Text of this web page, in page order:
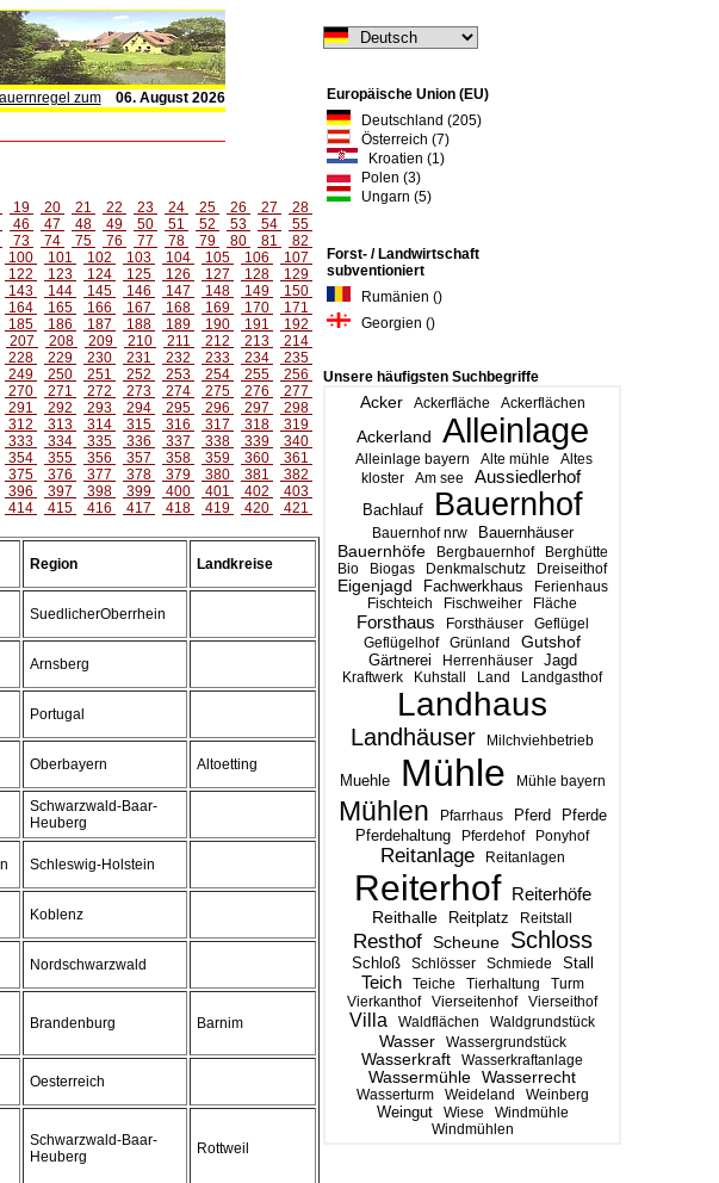
zum
06. August 2026
Europäische Union (EU)
Deutschland (205)
Österreich (7)
Kroatien (1)
Polen (3)
Ungarn (5)
Forst- / Landwirtschaft
subventioniert
Rumänien ()
Georgien ()
Unsere häufigsten Suchbegriffe
Acker Ackerfläche Ackerflächen
Ackerland Alleinlage
Alleinlage bayern Alte mühle
Altes
kloster
Am see Aussiedlerhof
Bachlauf Bauernhof
Bauernhof nrw Bauernhäuser
Bauernhöfe Bergbauernhof
Berghütte
Bio
Biogas Denkmalschutz Dreiseithof
Eigenjagd Fachwerkhaus
Ferienhaus
Fischteich
Fischweiher Fläche
Forsthaus Forsthäuser
Geflügel
Geflügelhof
Grünland
Gutshof
Gärtnerei
Herrenhäuser Jagd
Kraftwerk Kuhstall Land Landgasthof
Landhaus
Landhäuser Milchviehbetrieb
Muehle Mühle Mühle bayern
Mühlen Pfarrhaus Pferd Pferde
Pferdehaltung Pferdehof Ponyhof
Reitanlage Reitanlagen
Reiterhof Reiterhöfe
Reithalle Reitplatz Reitstall
Resthof Scheune Schloss
Schloß Schlösser Schmiede Stall
Teich Teiche Tierhaltung
Turm
Vierkanthof
Vierseitenhof Vierseithof
Villa Waldflächen Waldgrundstück
Wasser Wassergrundstück
Wasserkraft Wasserkraftanlage
Wassermühle Wasserrecht
Wasserturm Weideland Weinberg
Weingut Wiese
Windmühle
Windmühlen
19 20 21 22 23 24 25 26 27
28
46 47 48 49 50 51 52 53 54
55
73 74 75 76 77 78 79 80 81
82
100 101 102 103 104 105 106
107
122 123 124 125 126 127 128
129
143 144 145 146 147 148 149
150
164 165 166 167 168 169 170
171
185 186 187 188 189 190 191
192
207 208 209 210 211 212 213
214
228 229 230 231 232 233 234
235
249 250 251 252 253 254 255
256
270 271 272 273 274 275 276
277
291 292 293 294 295 296 297
298
312 313 314 315 316 317 318
319
333 334 335 336 337 338 339
340
354 355 356 357 358 359 360
361
375 376 377 378 379 380 381
382
396 397 398 399 400 401 402
403
414 415 416 417 418 419 420 421
Region Landkreise
SuedlicherOberrhein
Arnsberg
Portugal
Oberbayern Altoetting
Schwarzwald-Baar-
Heuberg
Schleswig-Holstein
Koblenz
Nordschwarzwald
Brandenburg Barnim
Oesterreich
Schwarzwald-Baar-
Heuberg
Rottweil